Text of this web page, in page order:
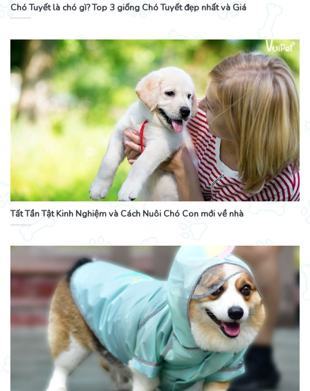
Chó Tuyết là chó gì? Top 3 giống Chó Tuyết đẹp nhất và Giá
Tất Tần Tật Kinh Nghiệm và Cách Nuôi Chó Con mới về nhà